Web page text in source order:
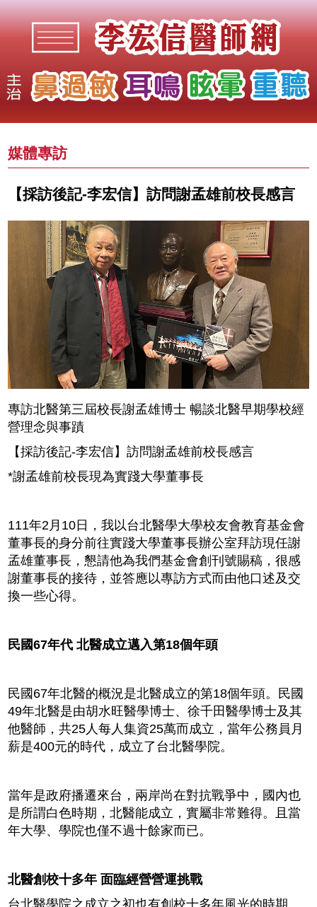
媒體專訪
【採訪後記-李宏信】訪問謝孟雄前校長感言
專訪北醫第三屆校長謝孟雄博士 暢談北醫早期學校經
營理念與事蹟
【採訪後記-李宏信】訪問謝孟雄前校長感言
*謝孟雄前校長現為實踐大學董事長
111年2月10日，我以台北醫學大學校友會教育基金會
董事長的身分前往實踐大學董事長辦公室拜訪現任謝
孟雄董事長，懇請他為我們基金會創刊號賜稿，很感
謝董事長的接待，並答應以專訪方式而由他口述及交
換一些心得。
民國67年代 北醫成立邁入第18個年頭
民國67年北醫的概況是北醫成立的第18個年頭。民國
49年北醫是由胡水旺醫學博士、徐千田醫學博士及其
他醫師，共25人每人集資25萬而成立，當年公務員月
薪是400元的時代，成立了台北醫學院。
當年是政府播遷來台，兩岸尚在對抗戰爭中，國內也
是所謂白色時期，北醫能成立，實屬非常難得。且當
年大學、學院也僅不過十餘家而已。
北醫創校十多年 面臨經營營運挑戰